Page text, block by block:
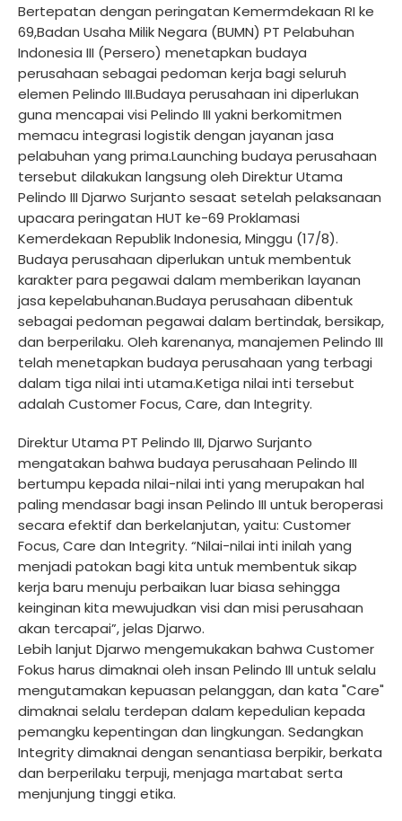
Bertepatan dengan peringatan Kemermdekaan RI ke
69,Badan Usaha Milik Negara (BUMN) PT Pelabuhan
Indonesia III (Persero) menetapkan budaya
perusahaan sebagai pedoman kerja bagi seluruh
elemen Pelindo III.Budaya perusahaan ini diperlukan
guna mencapai visi Pelindo III yakni berkomitmen
memacu integrasi logistik dengan jayanan jasa
pelabuhan yang prima.Launching budaya perusahaan
tersebut dilakukan langsung oleh Direktur Utama
Pelindo III Djarwo Surjanto sesaat setelah pelaksanaan
upacara peringatan HUT ke-69 Proklamasi
Kemerdekaan Republik Indonesia, Minggu (17/8).
Budaya perusahaan diperlukan untuk membentuk
karakter para pegawai dalam memberikan layanan
jasa kepelabuhanan.Budaya perusahaan dibentuk
sebagai pedoman pegawai dalam bertindak, bersikap,
dan berperilaku. Oleh karenanya, manajemen Pelindo III
telah menetapkan budaya perusahaan yang terbagi
dalam tiga nilai inti utama.Ketiga nilai inti tersebut
adalah Customer Focus, Care, dan Integrity.
Direktur Utama PT Pelindo III, Djarwo Surjanto
mengatakan bahwa budaya perusahaan Pelindo III
bertumpu kepada nilai-nilai inti yang merupakan hal
paling mendasar bagi insan Pelindo III untuk beroperasi
secara efektif dan berkelanjutan, yaitu: Customer
Focus, Care dan Integrity. “Nilai-nilai inti inilah yang
menjadi patokan bagi kita untuk membentuk sikap
kerja baru menuju perbaikan luar biasa sehingga
keinginan kita mewujudkan visi dan misi perusahaan
akan tercapai”, jelas Djarwo.
Lebih lanjut Djarwo mengemukakan bahwa Customer
Fokus harus dimaknai oleh insan Pelindo III untuk selalu
mengutamakan kepuasan pelanggan, dan kata "Care"
dimaknai selalu terdepan dalam kepedulian kepada
pemangku kepentingan dan lingkungan. Sedangkan
Integrity dimaknai dengan senantiasa berpikir, berkata
dan berperilaku terpuji, menjaga martabat serta
menjunjung tinggi etika.